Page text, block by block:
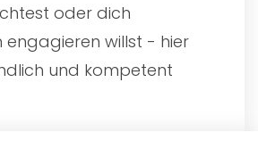
oder dich
engagieren willst - hier
und kompetent